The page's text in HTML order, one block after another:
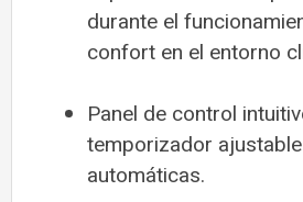
durante el
confort en el entorno
Panel de control
temporizador
automáticas.